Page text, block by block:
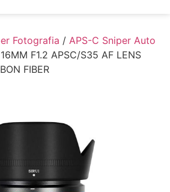
Fotografia / APS-C Sniper Auto
F1.2 APSC/S35 AF LENS
FIBER